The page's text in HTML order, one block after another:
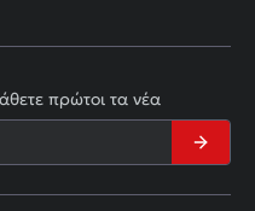
πρώτοι τα νέα